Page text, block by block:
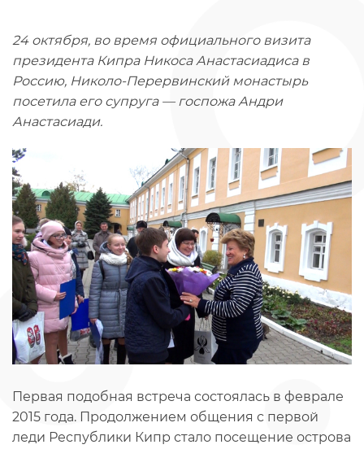
24 октября, во время официального визита
президента Кипра Никоса Анастасиадиса в
Россию, Николо-Перервинский монастырь
посетила его супруга — госпожа Андри
Анастасиади.
Первая подобная встреча состоялась в феврале
2015 года. Продолжением общения с первой
леди Республики Кипр стало посещение острова